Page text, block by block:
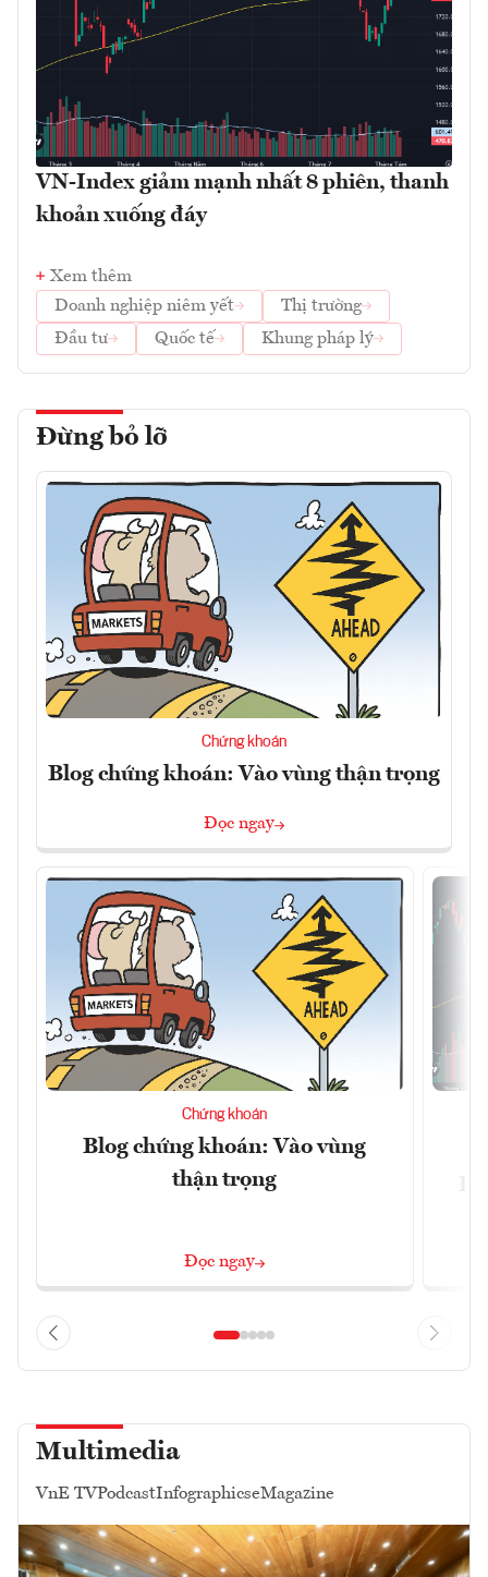
VN-Index giảm mạnh nhất 8 phiên, thanh
khoản xuống đáy
Xem thêm
Doanh nghiệp niêm yết
Thị trường
Đầu tư
Quốc tế Khung pháp lý
Đừng bỏ lỡ
Chứng khoán
Blog chứng khoán: Vào vùng thận trọng
Đọc ngay
Chứng khoán
Blog chứng khoán: Vào vùng
thận trọng
Đọc ngay
Multimedia
VnE TVPodcastInfographicseMagazine